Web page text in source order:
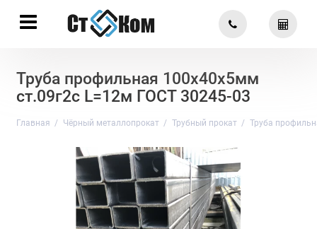
Труба профильная 100х40х5мм
ст.09г2с L=12м ГОСТ 30245-03
Главная Чёрный металлопрокат Трубный прокат Труба